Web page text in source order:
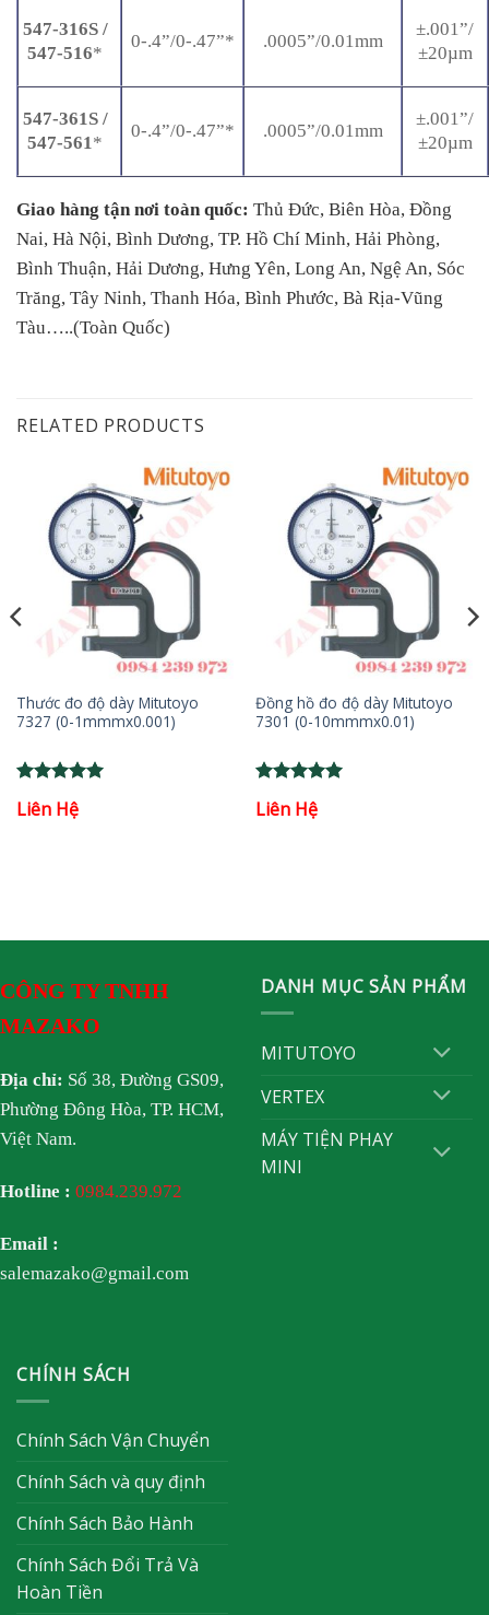
547-316S /
547-516*
0-.4”/0-.47”* .0005”/0.01mm
±.001”/
±20µm
547-361S /
547-561*
0-.4”/0-.47”* .0005”/0.01mm
±.001”/
±20µm
Giao hàng tận nơi toàn quốc: Thủ Đức, Biên Hòa, Đồng
Nai, Hà Nội, Bình Dương, TP. Hồ Chí Minh, Hải Phòng,
Bình Thuận, Hải Dương, Hưng Yên, Long An, Ngệ An, Sóc
Trăng, Tây Ninh, Thanh Hóa, Bình Phước, Bà Rịa-Vũng
Tàu…..(Toàn Quốc)
RELATED PRODUCTS
Thước đo độ dày Mitutoyo
7327 (0-1mmmx0.001)
out of 5
Liên Hệ
Đồng hồ đo độ dày Mitutoyo
7301 (0-10mmmx0.01)
out of 5
Liên Hệ
CÔNG TY TNHH
MAZAKO
Địa chỉ: Số 38, Đường GS09,
Phường Đông Hòa, TP. HCM,
Việt Nam.
Hotline : 0984.239.972
Email :
salemazako@gmail.com
DANH MỤC SẢN PHẨM
MITUTOYO
VERTEX
MÁY TIỆN PHAY
MINI
CHÍNH SÁCH
Chính Sách Vận Chuyển
Chính Sách và quy định
Chính Sách Bảo Hành
Chính Sách Đổi Trả Và
Hoàn Tiền